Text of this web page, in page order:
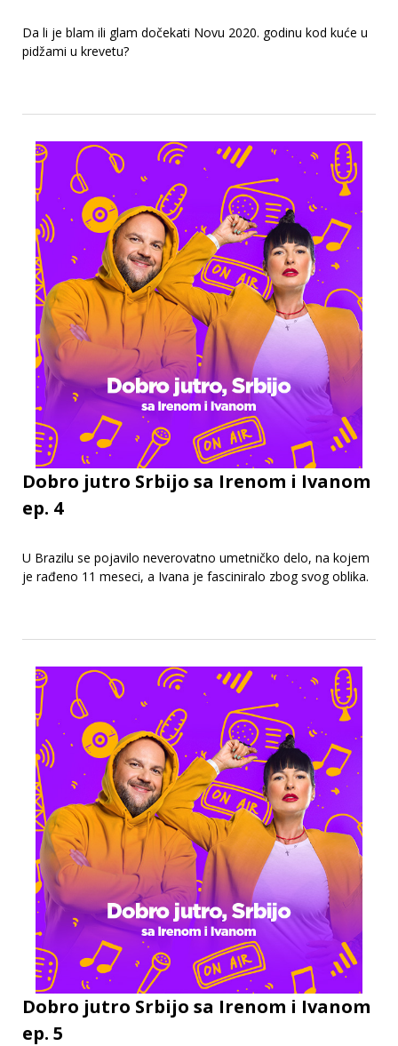
Da li je blam ili glam dočekati Novu 2020. godinu kod kuće u
pidžami u krevetu?
Dobro jutro Srbijo sa Irenom i Ivanom
ep. 4
U Brazilu se pojavilo neverovatno umetničko delo, na kojem
je rađeno 11 meseci, a Ivana je fasciniralo zbog svog oblika.
Dobro jutro Srbijo sa Irenom i Ivanom
ep. 5